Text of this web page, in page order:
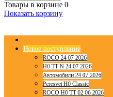
Товары в корзине 0
Показать корзину
Новое поступление
ROCO 24 07 2026
H0 TT N 24 07 2026
Автомобили 24 07 2026
Peresvet H0 Classic
ROCO H0 TT 02 06 2026